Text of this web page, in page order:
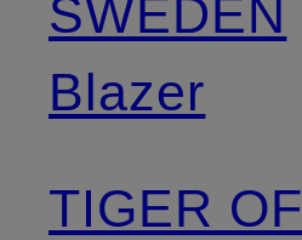
SWEDEN
Blazer
TIGER OF